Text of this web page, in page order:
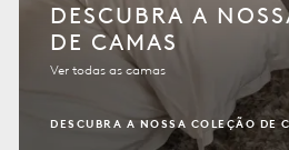
DESCUBRA A
DE CAMAS
Ver todas as camas
DESCUBRA A NOSSA COLEÇÃO DE